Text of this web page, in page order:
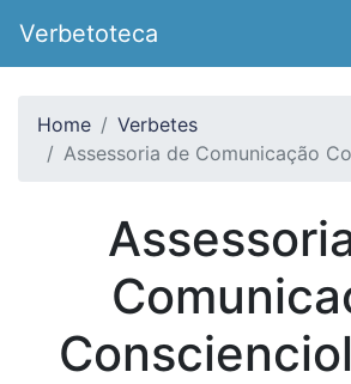
Verbetoteca
Home
Verbetes
Assessoria de Comunicação